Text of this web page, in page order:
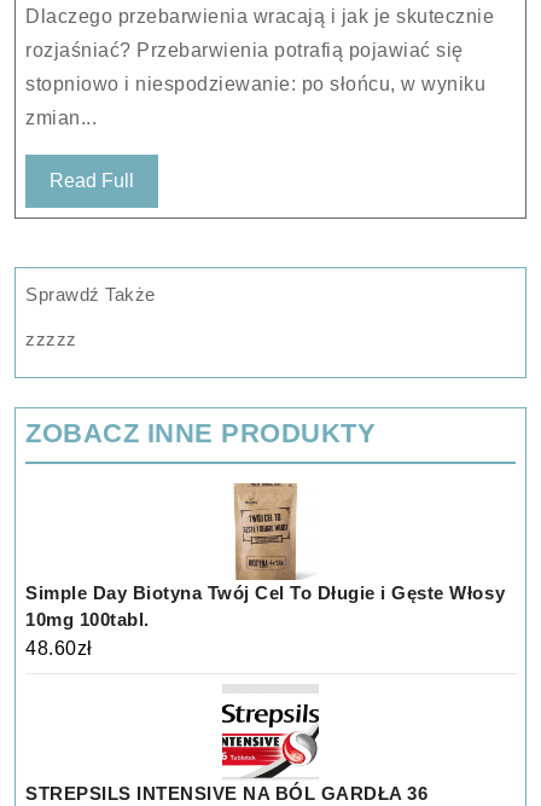
Korygujące
Przeciw
Przebarwieniom
Dlaczego przebarwienia wracają i jak je skutecznie
rozjaśniać? Przebarwienia potrafią pojawiać się
stopniowo i niespodziewanie: po słońcu, w wyniku
zmian...
Read Full
Full
Sprawdź Także
zzzzz
ZOBACZ INNE PRODUKTY
Simple Day Biotyna Twój Cel To Długie i Gęste Włosy
10mg 100tabl.
48.60zł
STREPSILS INTENSIVE NA BÓL GARDŁA 36